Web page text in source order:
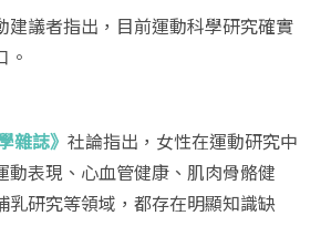
建議者指出，目前運動科學研究確實
。
雜誌》 社論指出，女性在運動研究中
動表現、心血管健康、肌肉骨骼健
乳研究等領域，都存在明顯知識缺